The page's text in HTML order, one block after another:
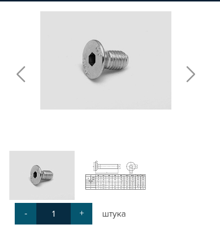
Т-БОЛТЫ И Т-ГАЙКИ
УГЛОВЫЕ СОЕДИНИТЕЛИ
СИСТЕМА ТРУБНАЯ МОДУЛЬНАЯ
СИСТЕМА ТРУБНАЯ КОНСТРУКЦИОННАЯ
ВНУТРЕННИЕ УГЛОВЫЕ СОЕДИНИТЕЛИ
АДДИТИВНЫЕ ТОВАРЫ
ОБЩЕСТРОИТЕЛЬНЫЙ ПРОФИЛЬ
ПОДШИПНИКИ
ЛИНЕЙНЫЕ СОЕДИНИТЕЛИ
ДОПОЛНИТЕЛЬНАЯ ОБРАБОТКА
ПАРАЛЛЕЛЬНЫЕ СОЕДИНИТЕЛИ
ПРОМЫШЛЕННАЯ МЕБЕЛЬ
- + штука